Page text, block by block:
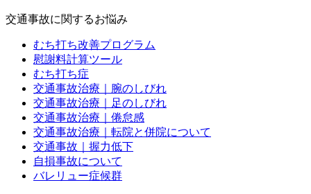
交通事故に関するお悩み
むち打ち改善プログラム
慰謝料計算ツール
むち打ち症
交通事故治療｜腕のしびれ
交通事故治療｜足のしびれ
交通事故治療｜倦怠感
交通事故治療｜転院と併院について
交通事故｜握力低下
自損事故について
バレリュー症候群